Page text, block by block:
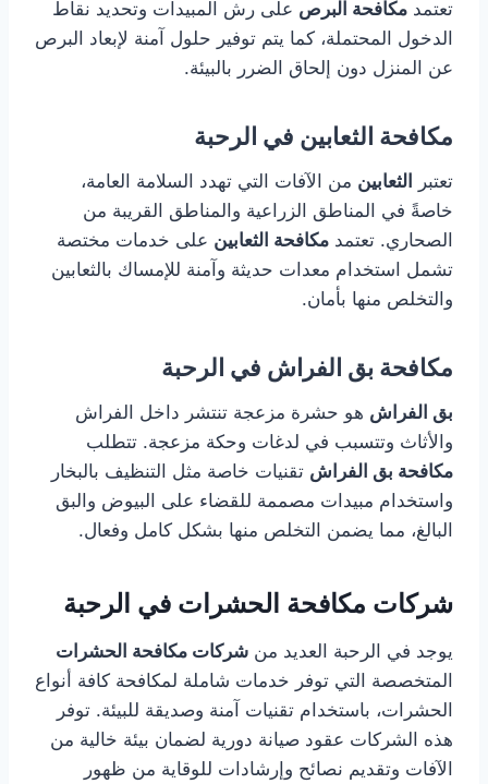
تعتمد مكافحة البرص على رش المبيدات وتحديد نقاط
الدخول المحتملة، كما يتم توفير حلول آمنة لإبعاد البرص
عن المنزل دون إلحاق الضرر بالبيئة.
مكافحة الثعابين في الرحبة
تعتبر الثعابين من الآفات التي تهدد السلامة العامة،
خاصةً في المناطق الزراعية والمناطق القريبة من
الصحاري. تعتمد مكافحة الثعابين على خدمات مختصة
تشمل استخدام معدات حديثة وآمنة للإمساك بالثعابين
والتخلص منها بأمان.
مكافحة بق الفراش في الرحبة
بق الفراش هو حشرة مزعجة تنتشر داخل الفراش
والأثاث وتتسبب في لدغات وحكة مزعجة. تتطلب
مكافحة بق الفراش تقنيات خاصة مثل التنظيف بالبخار
واستخدام مبيدات مصممة للقضاء على البيوض والبق
البالغ، مما يضمن التخلص منها بشكل كامل وفعال.
شركات مكافحة الحشرات في الرحبة
يوجد في الرحبة العديد من شركات مكافحة الحشرات
المتخصصة التي توفر خدمات شاملة لمكافحة كافة أنواع
الحشرات، باستخدام تقنيات آمنة وصديقة للبيئة. توفر
هذه الشركات عقود صيانة دورية لضمان بيئة خالية من
الآفات وتقديم نصائح وإرشادات للوقاية من ظهور